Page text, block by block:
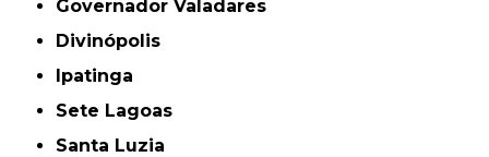
Governador Valadares
Divinópolis
Ipatinga
Sete Lagoas
Santa Luzia